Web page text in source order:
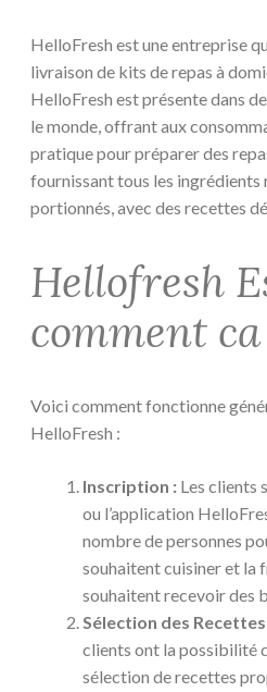
HelloFresh est une entreprise
livraison de kits de repas à
HelloFresh est présente dans
le monde, offrant aux
pratique pour préparer des
fournissant tous les ingrédients
portionnés, avec des recettes
Hellofresh
comment
Voici comment fonctionne
HelloFresh :
Inscription : Les clients
ou l’application
nombre de personnes
souhaitent cuisiner et la
souhaitent recevoir des
Sélection des Recettes
clients ont la possibilité
sélection de recettes